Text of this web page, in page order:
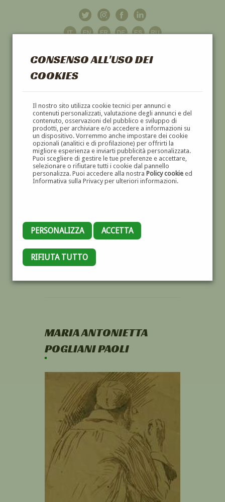
CONSENSO ALL'USO DEI
COOKIES
Il nostro sito utilizza cookie tecnici per annunci e
contenuti personalizzati, valutazione degli annunci e del
contenuto, osservazioni del pubblico e sviluppo di
prodotti, per archiviare e/o accedere a informazioni su
un dispositivo. Vorremmo anche impostare dei cookie
opzionali (analitici e di profilazione) per offrirti la
migliore esperienza e inviarti pubblicità personalizzata.
Puoi scegliere di gestire le tue preferenze e accettare,
selezionare o rifiutare tutti i cookie dal pannello
personalizza. Puoi accedere alla nostra Policy cookieed
Informativa sulla Privacy per ulteriori informazioni.
PERSONALIZZA ACCETTA
RIFIUTA TUTTO
GALLERIAD'ARTE
DIPINTI E SCULTURE '800 E '900
MARIA ANTONIETTA
POGLIANI PAOLI